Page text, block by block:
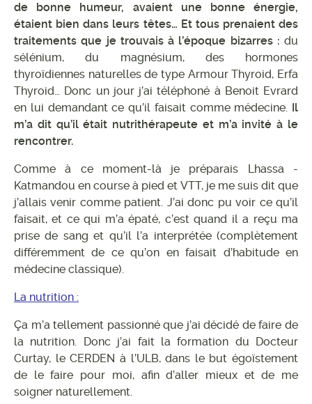
de bonne humeur, avaient une bonne énergie,
étaient bien dans leurs têtes… Et tous prenaient des
traitements que je trouvais à l’époque bizarres : du
sélénium, du magnésium, des hormones
thyroïdiennes naturelles de type Armour Thyroid, Erfa
Thyroid… Donc un jour j’ai téléphoné à Benoit Evrard
en lui demandant ce qu’il faisait comme médecine. Il
m’a dit qu’il était nutrithérapeute et m’a invité à le
rencontrer.
Comme à ce moment-là je préparais Lhassa -
Katmandou en course à pied et VTT, je me suis dit que
j’allais venir comme patient. J’ai donc pu voir ce qu’il
faisait, et ce qui m’a épaté, c’est quand il a reçu ma
prise de sang et qu’il l’a interprétée (complètement
différemment de ce qu’on en faisait d’habitude en
médecine classique).
La nutrition :
Ça m’a tellement passionné que j’ai décidé de faire de
la nutrition. Donc j’ai fait la formation du Docteur
Curtay, le CERDEN à l’ULB, dans le but égoïstement
de le faire pour moi, afin d’aller mieux et de me
soigner naturellement.